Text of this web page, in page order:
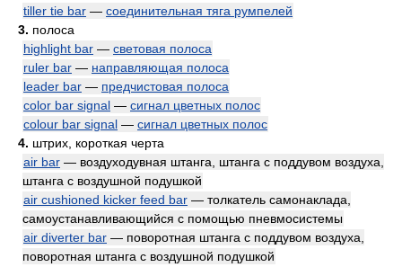
tiller tie bar — соединительная тяга румпелей
3. полоса
highlight bar — световая полоса
ruler bar — направляющая полоса
leader bar — предчистовая полоса
color bar signal — сигнал цветных полос
colour bar signal — сигнал цветных полос
4. штрих, короткая черта
air bar — воздуходувная штанга, штанга с поддувом воздуха,
штанга с воздушной подушкой
air cushioned kicker feed bar — толкатель самонаклада,
самоустанавливающийся с помощью пневмосистемы
air diverter bar — поворотная штанга с поддувом воздуха,
поворотная штанга с воздушной подушкой